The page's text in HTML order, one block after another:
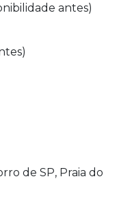
antes)
de SP, Praia do